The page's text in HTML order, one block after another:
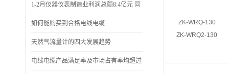
仪表成节能“先锋”
1-2月仪器仪表制造业利润总额8.4亿元 同
比下降71.7%
如何能购买到合格电线电缆
天然气流量计的四大发展趋势
电线电缆产品满足率及市场占有率均超过
ZK-WRQ-130
ZK-WRQ2-130